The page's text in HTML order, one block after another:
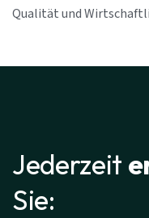
Qualität und
Jederzeit
Sie: